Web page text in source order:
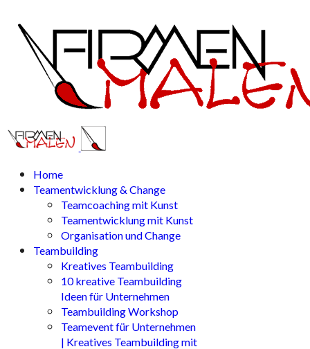
Home
Teamentwicklung & Change
Teamcoaching mit Kunst
Teamentwicklung mit Kunst
Organisation und Change
Teambuilding
Kreatives Teambuilding
10 kreative Teambuilding
Ideen für Unternehmen
Teambuilding Workshop
Teamevent für Unternehmen
| Kreatives Teambuilding mit